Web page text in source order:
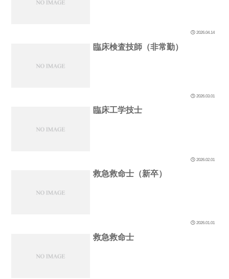
2026.04.14
臨床検査技師（非常勤）
2026.03.01
臨床工学技士
2026.02.01
救急救命士（新卒）
2026.01.01
救急救命士